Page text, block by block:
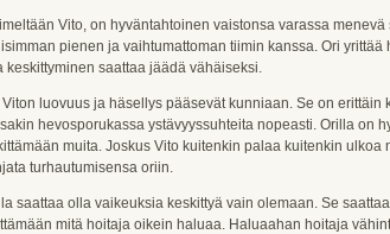
Vito, on hyväntahtoinen vaistonsa varassa
pienen ja vaihtumattoman tiimin kanssa. Ori
keskittyminen saattaa jäädä vähäiseksi.
luovuus ja häsellys pääsevät kunniaan. Se on
hevosporukassa ystävyyssuhteita nopeasti. Orilla on
muita. Joskus Vito kuitenkin palaa kuitenkin
turhautumisensa oriin.
saattaa olla vaikeuksia keskittyä vain olemaan. Se
mitä hoitaja oikein haluaa. Haluaahan hoitaja